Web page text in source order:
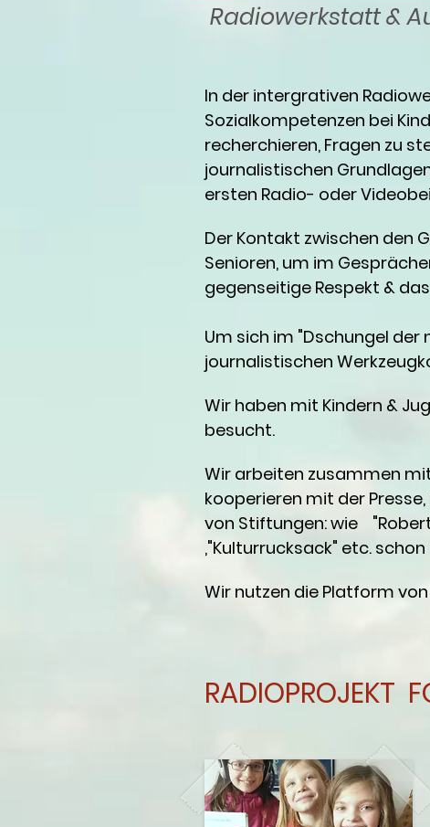
Radiowerkstatt &
In der intergrativen
Sozialkompetenzen bei
recherchieren, Fragen zu
journalistischen
ersten Radio- oder
Der Kontakt zwischen den
Senioren, um im
gegenseitige Respekt &
Um sich im "Dschungel der
journalistischen
Wir haben mit Kindern &
besucht.
Wir arbeiten zusammen mit
kooperieren mit der Presse,
von Stiftungen: wie
,"Kulturrucksack" etc.
Wir nutzen die Platform
RADIOPROJEKT